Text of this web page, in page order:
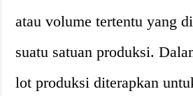
atau volume tertentu yang
suatu satuan produksi.
lot produksi diterapkan